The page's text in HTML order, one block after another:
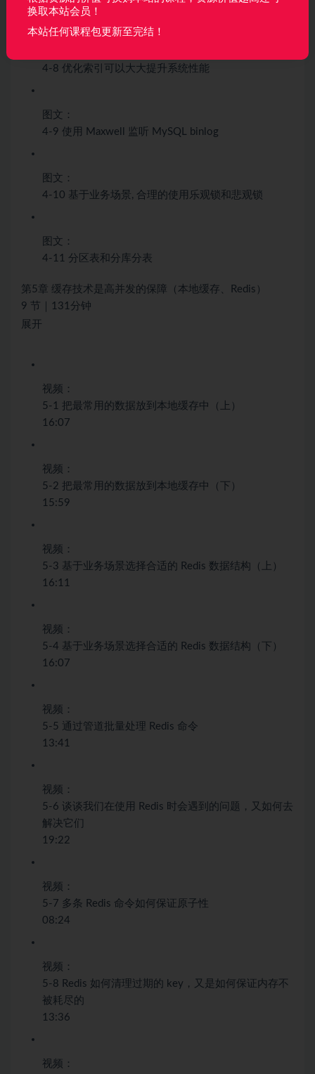
20:47
4-8 优化索引可以大大提升系统性能
图文：
4-9 使用 Maxwell 监听 MySQL binlog
图文：
4-10 基于业务场景, 合理的使用乐观锁和悲观锁
图文：
4-11 分区表和分库分表
第5章 缓存技术是高并发的保障（本地缓存、Redis）
9 节｜131分钟
展开
视频：
5-1 把最常用的数据放到本地缓存中（上）
16:07
视频：
5-2 把最常用的数据放到本地缓存中（下）
15:59
视频：
5-3 基于业务场景选择合适的 Redis 数据结构（上）
16:11
视频：
5-4 基于业务场景选择合适的 Redis 数据结构（下）
16:07
视频：
5-5 通过管道批量处理 Redis 命令
13:41
视频：
5-6 谈谈我们在使用 Redis 时会遇到的问题，又如何去
解决它们
19:22
视频：
5-7 多条 Redis 命令如何保证原子性
08:24
视频：
5-8 Redis 如何清理过期的 key，又是如何保证内存不
被耗尽的
13:36
视频：
换取本站会员！
本站任何课程包更新至完结！